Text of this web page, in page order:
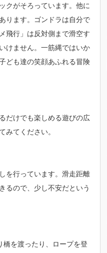
クがそろっています。他に
ります。ゴンドラは自分で
飛行」は反対側まで滑空す
けません。一筋縄ではいか
ども達の笑顔あふれる冒険
だけでも楽しめる遊びの広
みてください。
を行っています。滑走距離
るので、少し不安だという
を渡ったり、ロープを登